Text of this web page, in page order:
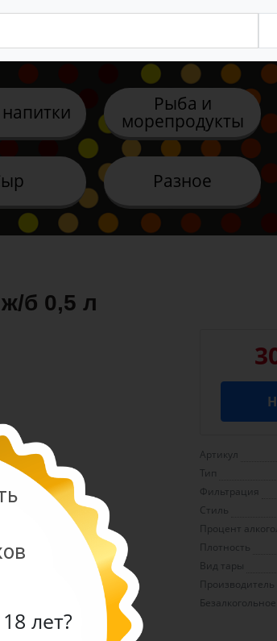
Рыба и
морепродукты
Разное
б 0,5 л
Артикул
Тип
Фильтрация
Стиль
Процент
Плотность
Вид тары
Производитель
Безалкогольное
лет?